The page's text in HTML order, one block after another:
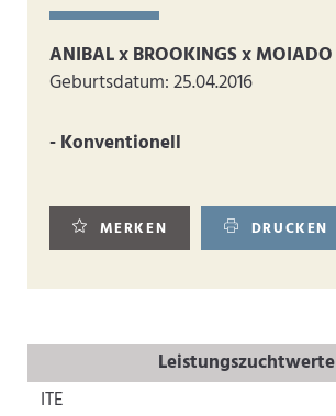
ANIBAL x BROOKINGS x MOIADO
Geburtsdatum: 25.04.2016
- Konventionell
MERKEN DRUCKEN
Leistungszuchtwerte
ITE